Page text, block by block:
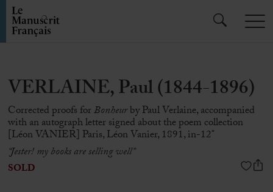
VERLAINE, Paul (1844-1896)
Corrected proofs forBonheurby Paul Verlaine, accompanied
with an autograph letter signed about the poem collection
[Léon VANIER] Paris, Léon Vanier, 1891, in-12°
“Jester! my books are selling well”
SOLD